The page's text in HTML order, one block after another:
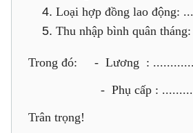
Loại hợp đồng lao động:
Thu nhập bình quân
Trong đó: - Lương :
- Phụ cấp :
Trân trọng!